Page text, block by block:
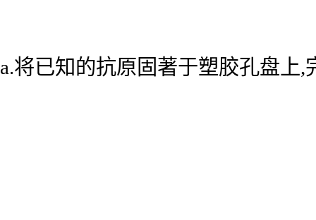
a.将已知的抗原固著于塑胶孔盘上